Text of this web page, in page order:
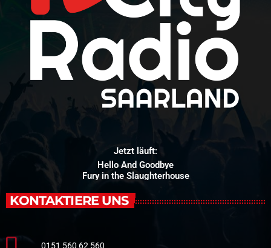
Jetzt läuft:
Hello And Goodbye
Fury in the Slaughterhouse
KONTAKTIERE UNS
0151 560 62 560